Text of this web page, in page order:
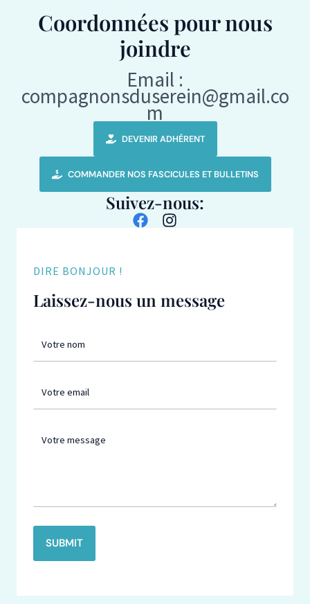
Coordonnées pour nous
joindre
Email :
compagnonsduserein@gmail.co
m
DEVENIR ADHÉRENT
COMMANDER NOS FASCICULES ET BULLETINS
Suivez-nous:
DIRE BONJOUR !
Laissez-nous un message
SUBMIT